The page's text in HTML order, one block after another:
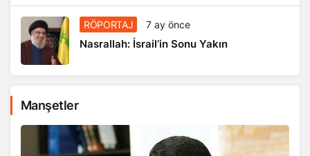
RÖPORTAJ 7 ay önce
Nasrallah: İsrail’in Sonu Yakın
Manşetler